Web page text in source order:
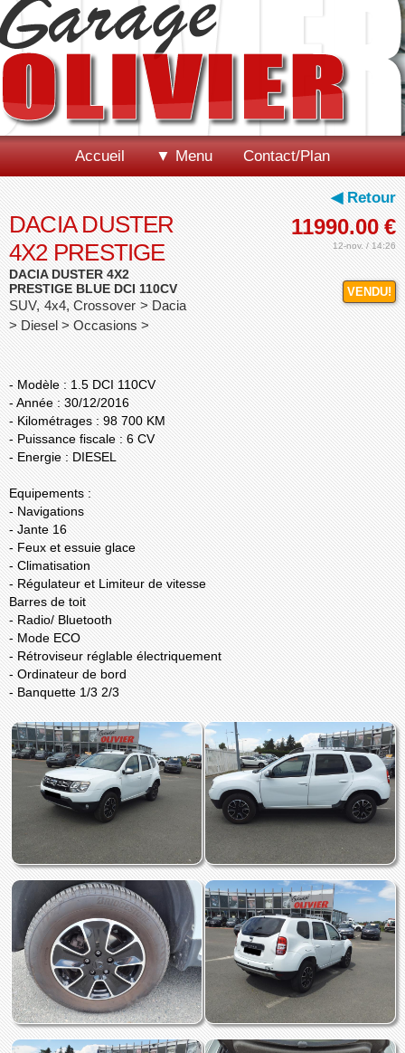
Accueil ▼ Menu Contact/Plan
◀ Retour
11990.00 €
12-nov. / 14:26
VENDU!
DACIA DUSTER
4X2 PRESTIGE
DACIA DUSTER 4X2
PRESTIGE BLUE DCI 110CV
SUV, 4x4, Crossover > Dacia
> Diesel > Occasions >
- Modèle : 1.5 DCI 110CV
- Année : 30/12/2016
- Kilométrages : 98 700 KM
- Puissance fiscale : 6 CV
- Energie : DIESEL
Equipements :
- Navigations
- Jante 16
- Feux et essuie glace
- Climatisation
- Régulateur et Limiteur de vitesse
Barres de toit
- Radio/ Bluetooth
- Mode ECO
- Rétroviseur réglable électriquement
- Ordinateur de bord
- Banquette 1/3 2/3